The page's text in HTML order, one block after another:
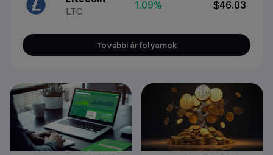
LTC
1.09% $46.03
További árfolyamok